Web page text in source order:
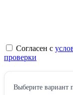
Согласен с
проверки
Выберите вариант